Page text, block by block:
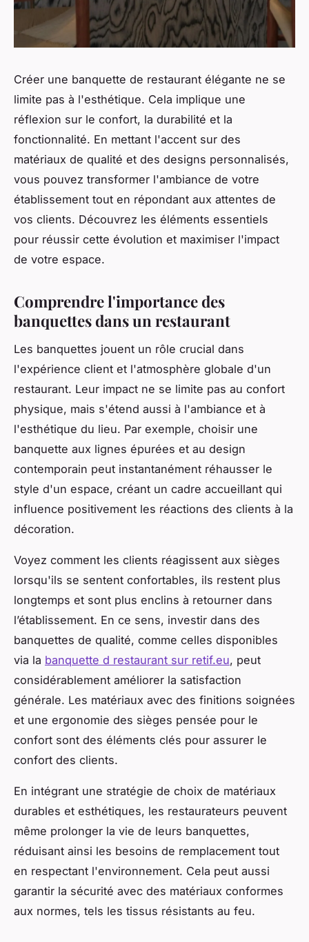
Créer une banquette de restaurant élégante ne se
limite pas à l'esthétique. Cela implique une
réflexion sur le confort, la durabilité et la
fonctionnalité. En mettant l'accent sur des
matériaux de qualité et des designs personnalisés,
vous pouvez transformer l'ambiance de votre
établissement tout en répondant aux attentes de
vos clients. Découvrez les éléments essentiels
pour réussir cette évolution et maximiser l'impact
de votre espace.
Comprendre l'importance des
banquettes dans un restaurant
Les banquettes jouent un rôle crucial dans
l'expérience client et l'atmosphère globale d'un
restaurant. Leur impact ne se limite pas au confort
physique, mais s'étend aussi à l'ambiance et à
l'esthétique du lieu. Par exemple, choisir une
banquette aux lignes épurées et au design
contemporain peut instantanément réhausser le
style d'un espace, créant un cadre accueillant qui
influence positivement les réactions des clients à la
décoration.
Voyez comment les clients réagissent aux sièges
lorsqu'ils se sentent confortables, ils restent plus
longtemps et sont plus enclins à retourner dans
l’établissement. En ce sens, investir dans des
banquettes de qualité, comme celles disponibles
via la banquette d restaurant sur retif.eu, peut
considérablement améliorer la satisfaction
générale. Les matériaux avec des finitions soignées
et une ergonomie des sièges pensée pour le
confort sont des éléments clés pour assurer le
confort des clients.
En intégrant une stratégie de choix de matériaux
durables et esthétiques, les restaurateurs peuvent
même prolonger la vie de leurs banquettes,
réduisant ainsi les besoins de remplacement tout
en respectant l'environnement. Cela peut aussi
garantir la sécurité avec des matériaux conformes
aux normes, tels les tissus résistants au feu.